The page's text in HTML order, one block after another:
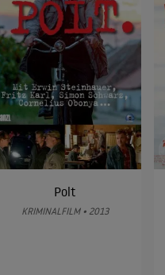
Polt
KRIMINALFILM • 2013